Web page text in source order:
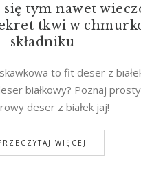
się tym nawet
tkwi w
składniku
to fit deser z
białkowy? Poznaj
deser z białek jaj!
WIĘCEJ